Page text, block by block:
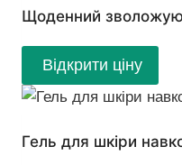
Щоденний
Відкрити ціну
Гель для шкіри